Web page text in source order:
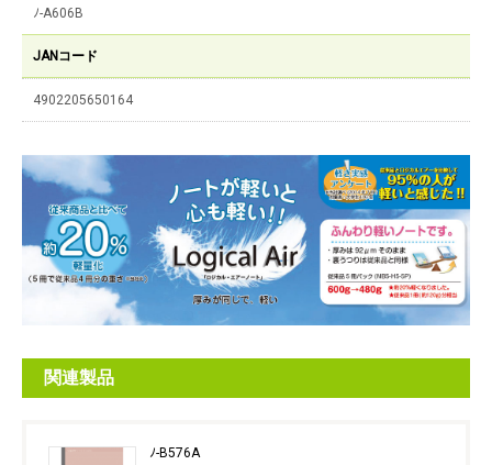
ﾉ-A606B
JANコード
4902205650164
関連製品
ﾉ-B576A